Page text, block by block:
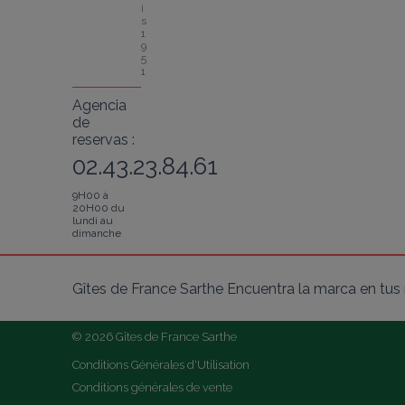
i
s
1
9
5
1
Agencia
de
reservas :
02.43.23.84.61
9H00 à
20H00 du
lundi au
dimanche
Gîtes de France Sarthe Encuentra la marca en
© 2026 Gîtes de France Sarthe
Conditions Générales d'Utilisation
Conditions générales de vente